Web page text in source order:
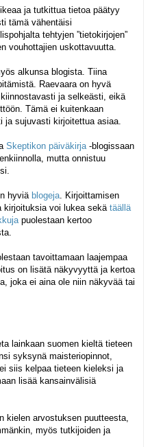
ja tutkittua tietoa päätyy
tämä vähentäisi
tehtyjen ”tietokirjojen”
vouhottajien uskottavuutta.
alkunsa blogista. Tiina
Raevaara on hyvä
ja selkeästi, eikä
Tämä ei kuitenkaan
ja sujuvasti kirjoitettua asiaa.
Skeptikon päiväkirja-blogissaan
mutta onnistuu
hyviä blogeja. Kirjoittamisen
kirjoituksia voi lukea sekä täällä
puolestaan kertoo
tavoittamaan laajempaa
on lisätä näkyvyyttä ja kertoa
joka ei aina ole niin näkyvää tai
lainkaan suomen kieltä tieteen
syksynä maisteriopinnot,
siis kelpaa tieteen kieleksi ja
lisää kansainvälisiä
kielen arvostuksen puutteesta,
myös tutkijoiden ja